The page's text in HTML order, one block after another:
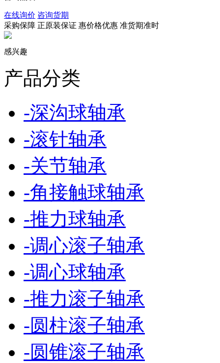
在线询价 咨询货期
采购保障 正原装保证 惠价格优惠 准货期准时
感兴趣
产品分类
-深沟球轴承
-滚针轴承
-关节轴承
-角接触球轴承
-推力球轴承
-调心滚子轴承
-调心球轴承
-推力滚子轴承
-圆柱滚子轴承
-圆锥滚子轴承